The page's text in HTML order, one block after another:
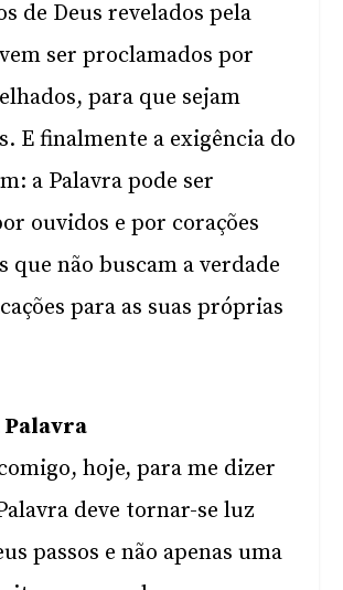
de Deus revelados pela
ser proclamados por
para que sejam
E finalmente a exigência do
a Palavra pode ser
ouvidos e por corações
que não buscam a verdade
para as suas próprias
hoje, para me dizer
deve tornar-se luz
passos e não apenas uma